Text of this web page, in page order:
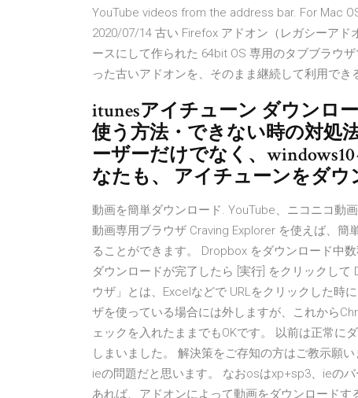
YouTube videos from the address bar. For Mac
2020/07/14 古い Firefox アドオン（レガシーア
ースにして作られた 64bit OS 専用のタブブラウ
った古いアドオンを、そのまま継続して利用で
itunesアイチューン ダウンロ
使う方法・できない時の対処
ーザーだけでなく、
なたも、 アイチューンをダウ
動画を簡単ダウンロード. YouTube、ニコニコ動
動画専用ブラウザ Craving Explorer を使えば、
ることができます。 Dropbox をダウンロード中
ダウンロードが完了したら [実行] をクリックし
ウザ」とは、Excelなどで URLをクリックした時
ザを使っている場合には外しますが、これから
ェックを入れたままでもOKです。 以前は正常に
しまいました。 解決策をご存知の方はご教示願
ieの問題だと思います。 なおosはxp+sp3、ieの
あれば、アドオンによって動画をダウンロード